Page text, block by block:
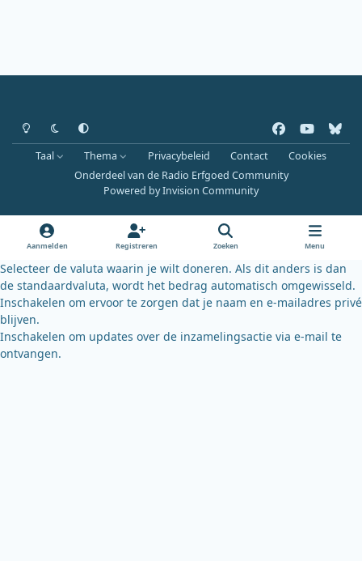
Heldere modus
Donkere modus
Systeemvoorkeur
a
c
e
k
o
u
b
l
u
k
y
Taal Thema Privacybeleid Contact
Cookies
Onderdeel van de Radio Erfgoed Community
Powered byInvision Community
Aanmelden Registreren Zoeken Menu
Selecteer de valuta waarin je wilt doneren. Als dit anders is dan
de standaardvaluta, wordt het bedrag automatisch omgewisseld.
Inschakelen om ervoor te zorgen dat je naam en e-mailadres privé
blijven.
Inschakelen om updates over de inzamelingsactie via e-mail te
ontvangen.